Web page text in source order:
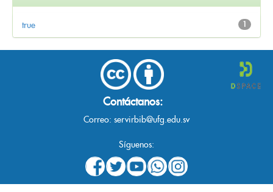
1
true
Contáctanos:
Correo: servirbib@ufg.edu.sv
Síguenos: